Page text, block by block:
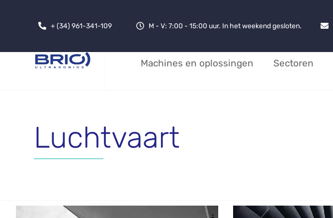
+ (34) 961-341-109 M - V: 7:00 - 15:00 uur. In het weekend gesloten.
Machines en oplossingen Sectoren
Luchtvaart